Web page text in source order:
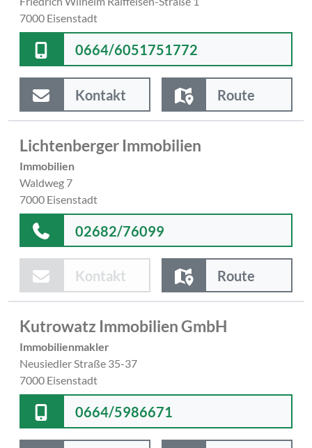
7000 Eisenstadt
0664/6051751772
Kontakt Route
Lichtenberger Immobilien
Immobilien
Waldweg 7
7000 Eisenstadt
02682/76099
Kontakt Route
Kutrowatz Immobilien GmbH
Immobilienmakler
Neusiedler Straße 35-37
7000 Eisenstadt
0664/5986671